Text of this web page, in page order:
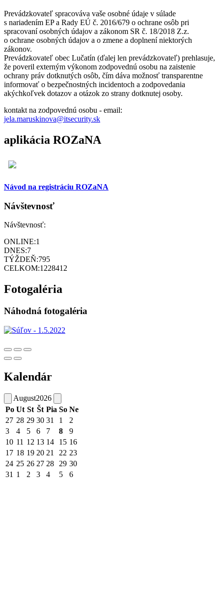
Prevádzkovateľ spracováva vaše osobné údaje v súlade
s nariadením EP a Rady EÚ č. 2016/679 o ochrane osôb pri
spracovaní osobných údajov a zákonom SR č. 18/2018 Z.z.
o ochrane osobných údajov a o zmene a doplnení niektorých
zákonov.
Prevádzkovateľ obec Lučatín (ďalej len prevádzkovateľ) prehlasuje,
že poveril externým výkonom zodpovednú osobu na zaistenie
ochrany práv dotknutých osôb, čím dáva možnosť transparentne
informovať o bezpečnostných incidentoch a zodpovedania
akýchkoľvek dotazov a otázok zo strany dotknutej osoby.
kontakt na zodpovednú osobu - email:
jela.maruskinova@itsecurity.sk
aplikácia ROZaNA
Návod na registráciu ROZaNA
Návštevnosť
Návštevnosť:
ONLINE:1
DNES:7
TÝŽDEŇ:795
CELKOM:1228412
Fotogaléria
Náhodná fotogaléria
Kalendár
August2026
Po Ut St Št Pia So Ne
27 28 29 30 31 1
2
3
4 5 6 7 8
9
10 11 12 13 14 15 16
17 18 19 20 21 22 23
24 25 26 27 28 29 30
31 1 2 3 4 5 6